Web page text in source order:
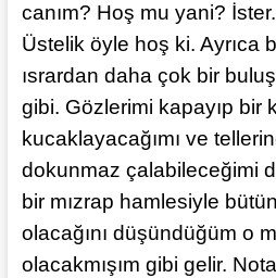
canım? Hoş mu yani?
Üstelik öyle hoş ki. Ayrıca
ısrardan daha çok bir
gibi. Gözlerimi kapayıp bir
kucaklayacağımı ve
dokunmaz çalabileceğimi
bir mızrap hamlesiyle
olacağını düşündüğüm o
olacakmışım gibi gelir.